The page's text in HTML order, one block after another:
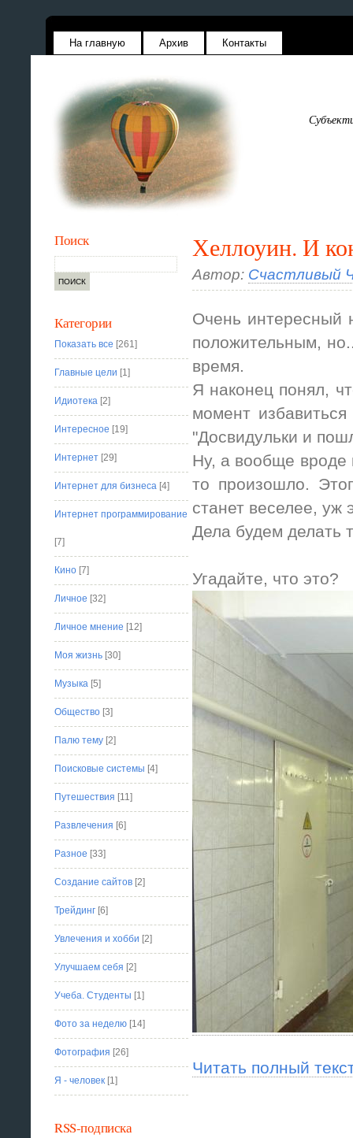
На главную Архив Контакты
Хеллоуин. И
Автор: Счастливый
Очень интересный
положительным,
время.
Я наконец понял,
момент
"Досвидульки и
Ну, а вообще вроде
то произошло.
станет веселее, уж
Дела будем делать
Угадайте, что это?
Читать полный
Поиск
Категории
Показать все [261]
Главные цели [1]
Идиотека [2]
Интересное [19]
Интернет [29]
Интернет для бизнеса [4]
Интернет программирование
[7]
Кино [7]
Личное [32]
Личное мнение [12]
Моя жизнь [30]
Музыка [5]
Общество [3]
Палю тему [2]
Поисковые системы [4]
Путешествия [11]
Развлечения [6]
Разное [33]
Создание сайтов [2]
Трейдинг [6]
Увлечения и хобби [2]
Улучшаем себя [2]
Учеба. Студенты [1]
Фото за неделю [14]
Фотография [26]
Я - человек [1]
RSS-подписка